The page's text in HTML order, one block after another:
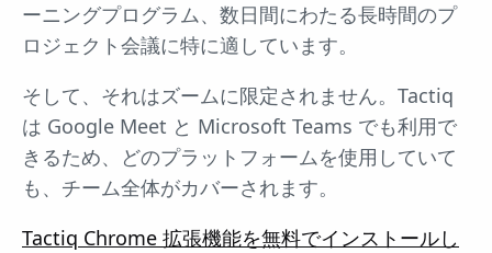
ーニングプログラム、数日間にわたる長時間のプ
ロジェクト会議に特に適しています。
そして、それはズームに限定されません。Tactiq
は Google Meet と Microsoft Teams でも利用で
きるため、どのプラットフォームを使用していて
も、チーム全体がカバーされます。
Tactiq Chrome 拡張機能を無料でインストールし